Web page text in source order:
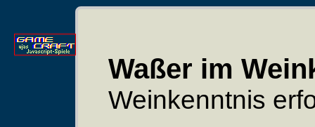
Waßer im
Weinkenntnis